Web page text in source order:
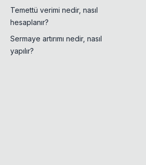
Temettü verimi nedir, nasıl
hesaplanır?
Sermaye artırımı nedir, nasıl
yapılır?